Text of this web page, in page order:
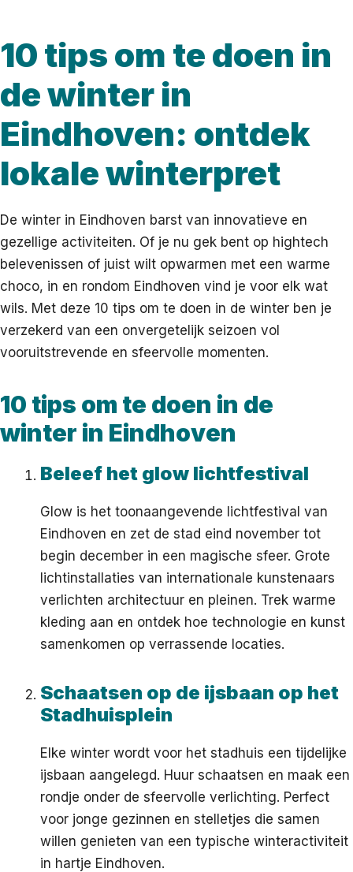
10 tips om te doen in
de winter in
Eindhoven: ontdek
lokale winterpret
De winter in Eindhoven barst van innovatieve en
gezellige activiteiten. Of je nu gek bent op hightech
belevenissen of juist wilt opwarmen met een warme
choco, in en rondom Eindhoven vind je voor elk wat
wils. Met deze 10 tips om te doen in de winter ben je
verzekerd van een onvergetelijk seizoen vol
vooruitstrevende en sfeervolle momenten.
10 tips om te doen in de
winter in Eindhoven
Beleef het glow lichtfestival
Glow is het toonaangevende lichtfestival van
Eindhoven en zet de stad eind november tot
begin december in een magische sfeer. Grote
lichtinstallaties van internationale kunstenaars
verlichten architectuur en pleinen. Trek warme
kleding aan en ontdek hoe technologie en kunst
samenkomen op verrassende locaties.
Schaatsen op de ijsbaan op het
Stadhuisplein
Elke winter wordt voor het stadhuis een tijdelijke
ijsbaan aangelegd. Huur schaatsen en maak een
rondje onder de sfeervolle verlichting. Perfect
voor jonge gezinnen en stelletjes die samen
willen genieten van een typische winteractiviteit
in hartje Eindhoven.